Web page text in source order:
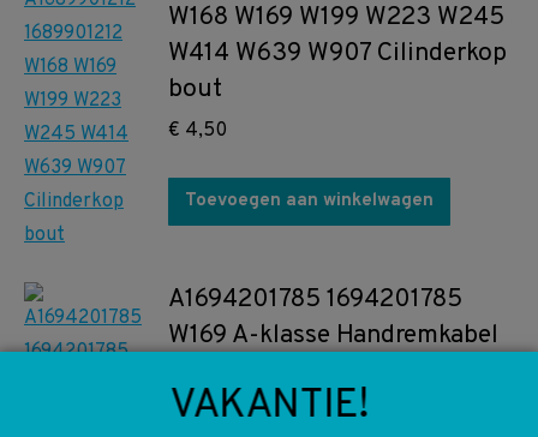
W168 W169 W199 W223 W245
W414 W639 W907 Cilinderkop
bout
€ 4,50
Toevoegen aan winkelwagen
A1694201785 1694201785
W169 A-klasse Handremkabel
€30,00
VAKANTIE!